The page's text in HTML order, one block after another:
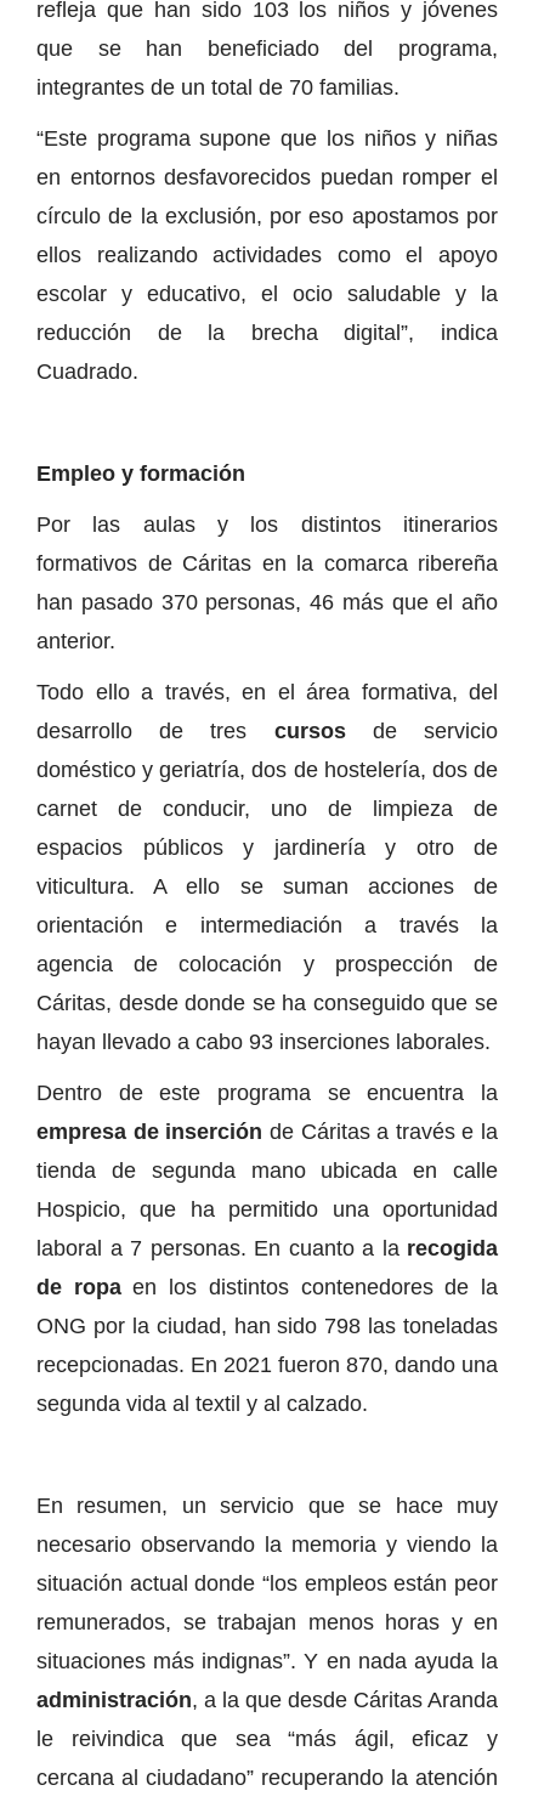
refleja que han sido 103 los niños y jóvenes
que se han beneficiado del programa,
integrantes de un total de 70 familias.
“Este programa supone que los niños y niñas
en entornos desfavorecidos puedan romper el
círculo de la exclusión, por eso apostamos por
ellos realizando actividades como el apoyo
escolar y educativo, el ocio saludable y la
reducción de la brecha digital”, indica
Cuadrado.
Empleo y formación
Por las aulas y los distintos itinerarios
formativos de Cáritas en la comarca ribereña
han pasado 370 personas, 46 más que el año
anterior.
Todo ello a través, en el área formativa, del
desarrollo de tres cursosde servicio
doméstico y geriatría, dos de hostelería, dos de
carnet de conducir, uno de limpieza de
espacios públicos y jardinería y otro de
viticultura. A ello se suman acciones de
orientación e intermediación a través la
agencia de colocación y prospección de
Cáritas, desde donde se ha conseguido que se
hayan llevado a cabo 93 inserciones laborales.
Dentro de este programa se encuentra la
empresa de inserción de Cáritas a través e la
tienda de segunda mano ubicada en calle
Hospicio, que ha permitido una oportunidad
laboral a 7 personas. En cuanto a la recogida
de ropaen los distintos contenedores de la
ONG por la ciudad, han sido 798 las toneladas
recepcionadas. En 2021 fueron 870, dando una
segunda vida al textil y al calzado.
En resumen, un servicio que se hace muy
necesario observando la memoria y viendo la
situación actual donde “los empleos están peor
remunerados, se trabajan menos horas y en
situaciones más indignas”. Y en nada ayuda la
administración, a la que desde Cáritas Aranda
le reivindica que sea “más ágil, eficaz y
cercana al ciudadano” recuperando la atención